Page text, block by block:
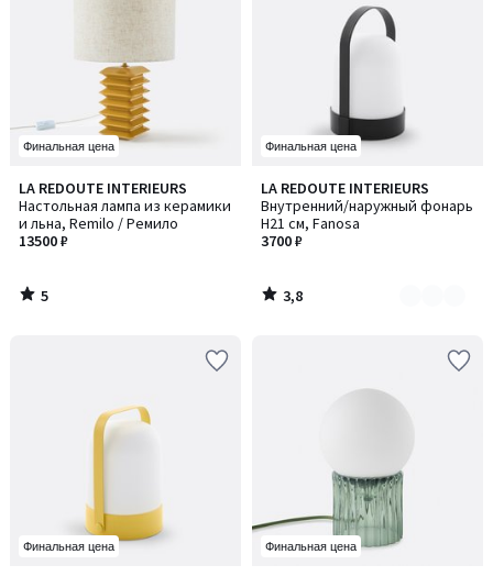
Финальная цена
LA REDOUTE INTERIEURS
Настольная лампа из керамики
и льна, Remilo / Ремило
13500 ₽
5
/
5
5
/
Финальная цена
LA REDOUTE INTERIEURS
Внутренний/наружный фонарь
H21 см, Fanosa
3700 ₽
3,8
/ 5
Количество
цветов:
2
3,8
/
Финальная цена Финальная цена